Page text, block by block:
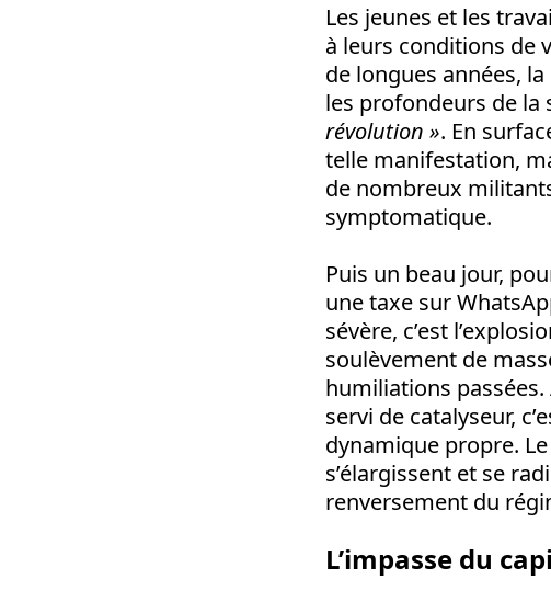
Les jeunes et les
à leurs conditions de
de longues années,
les profondeurs de la
révolution ». En
telle manifestation,
de nombreux
symptomatique.
Puis un beau jour,
une taxe sur
sévère, c’est
soulèvement de
humiliations
servi de catalyseur,
dynamique propre.
s’élargissent et se
renversement du
L’impasse du